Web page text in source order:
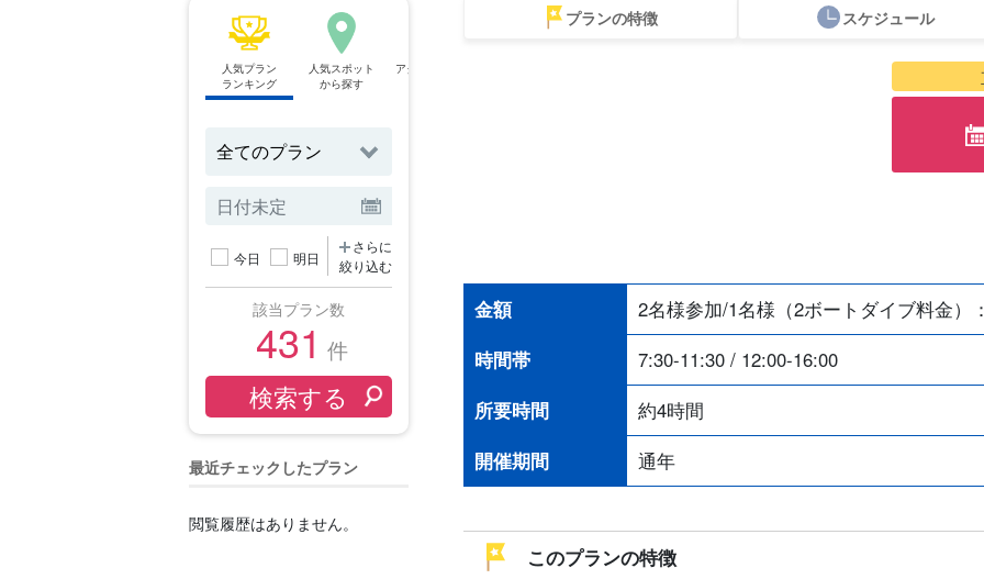
人気プラン
ランキング
人気スポット
から探す
アクティビティ
お得な割引セット
ジン
今日 明日
さらに
絞り込む
該当プラン数
431 件
最近チェックしたプラン
閲覧履歴はありません。
プランの特徴 スケジュール
金額
2名様参加/1名様（2ボートダイブ料金）
時間帯
7:30-11:30 / 12:00-16:00
所要時間
約4時間
開催期間
通年
このプランの特徴